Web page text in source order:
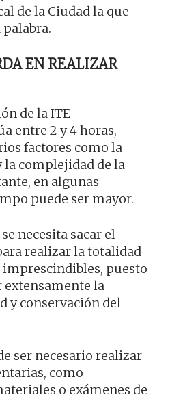
de la Ciudad la que
EN REALIZAR
de la ITE
entre 2 y 4 horas,
factores como la
la complejidad de la
en algunas
puede ser mayor.
necesita sacar el
realizar la totalidad
imprescindibles, puesto
extensamente la
y conservación del
ser necesario realizar
como
o exámenes de